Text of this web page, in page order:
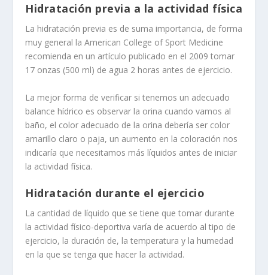
Hidratación previa a la actividad física
La hidratación previa es de suma importancia, de forma
muy general la American College of Sport Medicine
recomienda en un artículo publicado en el 2009 tomar
17 onzas (500 ml) de agua 2 horas antes de ejercicio.
La mejor forma de verificar si tenemos un adecuado
balance hídrico es observar la orina cuando vamos al
baño, el color adecuado de la orina debería ser color
amarillo claro o paja, un aumento en la coloración nos
indicaría que necesitamos más líquidos antes de iniciar
la actividad física.
Hidratación durante el ejercicio
La cantidad de líquido que se tiene que tomar durante
la actividad físico-deportiva varía de acuerdo al tipo de
ejercicio, la duración de, la temperatura y la humedad
en la que se tenga que hacer la actividad.